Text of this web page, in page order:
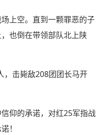
上空。直到一颗罪恶的子
也倒在带领部队北上陕
，击毙敌208团团长马开
仰的承诺，对红25军指战
！